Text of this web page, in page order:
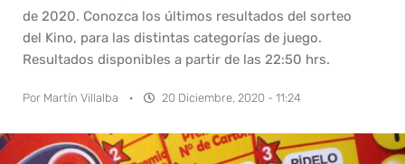
de 2020. Conozca los últimos resultados del sorteo
del Kino, para las distintas categorías de juego.
Resultados disponibles a partir de las 22:50 hrs.
Por Martín Villalba · 20 Diciembre, 2020 - 11:24